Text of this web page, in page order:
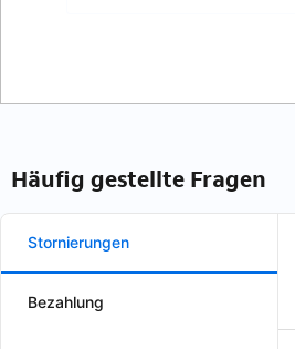
Häufig gestellte Fragen
Stornierungen
Bezahlung